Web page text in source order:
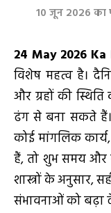
10 जून 2026 का
24 May 2026
विशेष महत्व है।
और ग्रहों की
ढंग से बना सकते
कोई मांगलिक
हैं, तो शुभ समय और
शास्त्रों के अनुसार,
संभावनाओं को बढ़ा